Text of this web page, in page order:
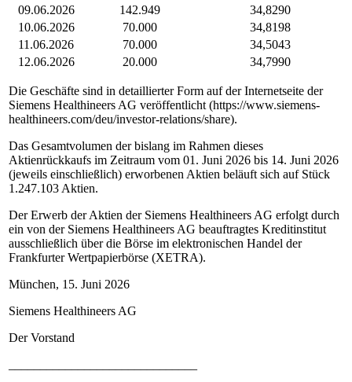
09.06.2026
142.949
34,8290
10.06.2026
70.000
34,8198
11.06.2026
70.000
34,5043
12.06.2026
20.000 34,7990
Die Geschäfte sind in detaillierter Form auf der Internetseite der
Siemens Healthineers AG veröffentlicht (https://www.siemens-
healthineers.com/deu/investor-relations/share).
Das Gesamtvolumen der bislang im Rahmen dieses
Aktienrückkaufs im Zeitraum vom 01. Juni 2026 bis 14. Juni 2026
(jeweils einschließlich) erworbenen Aktien beläuft sich auf Stück
1.247.103 Aktien.
Der Erwerb der Aktien der Siemens Healthineers AG erfolgt durch
ein von der Siemens Healthineers AG beauftragtes Kreditinstitut
ausschließlich über die Börse im elektronischen Handel der
Frankfurter Wertpapierbörse (XETRA).
München, 15. Juni 2026
Siemens Healthineers AG
Der Vorstand